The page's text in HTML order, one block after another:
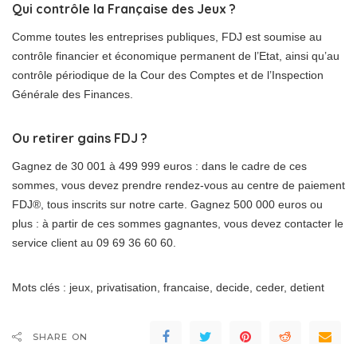
Qui contrôle la Française des Jeux ?
Comme toutes les entreprises publiques, FDJ est soumise au
contrôle financier et économique permanent de l’Etat, ainsi qu’au
contrôle périodique de la Cour des Comptes et de l’Inspection
Générale des Finances.
Ou retirer gains FDJ ?
Gagnez de 30 001 à 499 999 euros : dans le cadre de ces
sommes, vous devez prendre rendez-vous au centre de paiement
FDJ®, tous inscrits sur notre carte. Gagnez 500 000 euros ou
plus : à partir de ces sommes gagnantes, vous devez contacter le
service client au 09 69 36 60 60.
Mots clés : jeux, privatisation, francaise, decide, ceder, detient
SHARE ON